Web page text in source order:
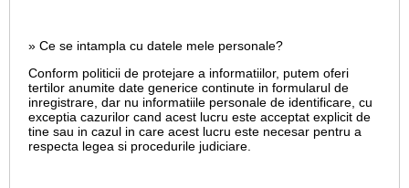
» Ce se intampla cu datele mele personale?
Conform politicii de protejare a informatiilor, putem oferi
tertilor anumite date generice continute in formularul de
inregistrare, dar nu informatiile personale de identificare, cu
exceptia cazurilor cand acest lucru este acceptat explicit de
tine sau in cazul in care acest lucru este necesar pentru a
respecta legea si procedurile judiciare.